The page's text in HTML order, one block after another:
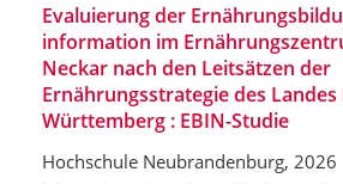
Evaluierung der
information im
Neckar nach den Leitsätzen der
Ernährungsstrategie des Landes
Württemberg : EBIN-Studie
Hochschule Neubrandenburg, 2026